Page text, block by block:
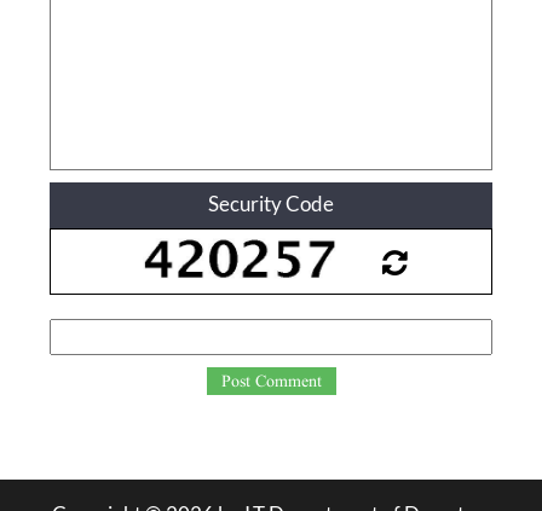
Security Code
Post Comment